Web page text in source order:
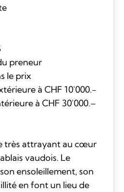
preneur
le prix
à CHF 10'000.-
à CHF 30'000.–
très attrayant au cœur
vaudois. Le
ensoleillement, son
en font un lieu de